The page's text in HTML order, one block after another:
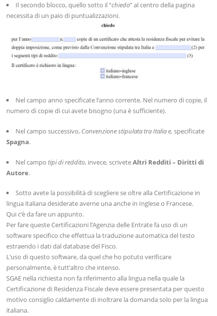
Il secondo blocco, quello sotto il “chiedo” al centro della pagina
necessita di un paio di puntualizzazioni.
Nel campo anno specificate l’anno corrente. Nel numero di copie, il
numero di copie di cui avete bisogno (una è sufficiente).
Nel campo successivo, Convenzione stipulata tra Italia e,specificate
Spagna.
Nel campotipi di reddito, invece, scriveteAltri Redditi – Diritti di
Autore.
Sotto avete la possibilità di scegliere se oltre alla Certificazione in
lingua italiana desiderate averne una anche in Inglese o Francese.
Qui c’è da fare un appunto.
Per fare queste Certificazioni l’Agenzia delle Entrate fa uso di un
software specifico che effettua la traduzione automatica del testo
estraendo i dati dal database del Fisco.
L’uso di questo software, da quel che ho potuto verificare
personalmente, è tutt’altro che intenso.
SGAE nella richiesta non fa riferimento alla lingua nella quale la
Certificazione di Residenza Fiscale deve essere presentata per questo
motivo consiglio caldamente di inoltrare la domanda solo per la lingua
italiana.